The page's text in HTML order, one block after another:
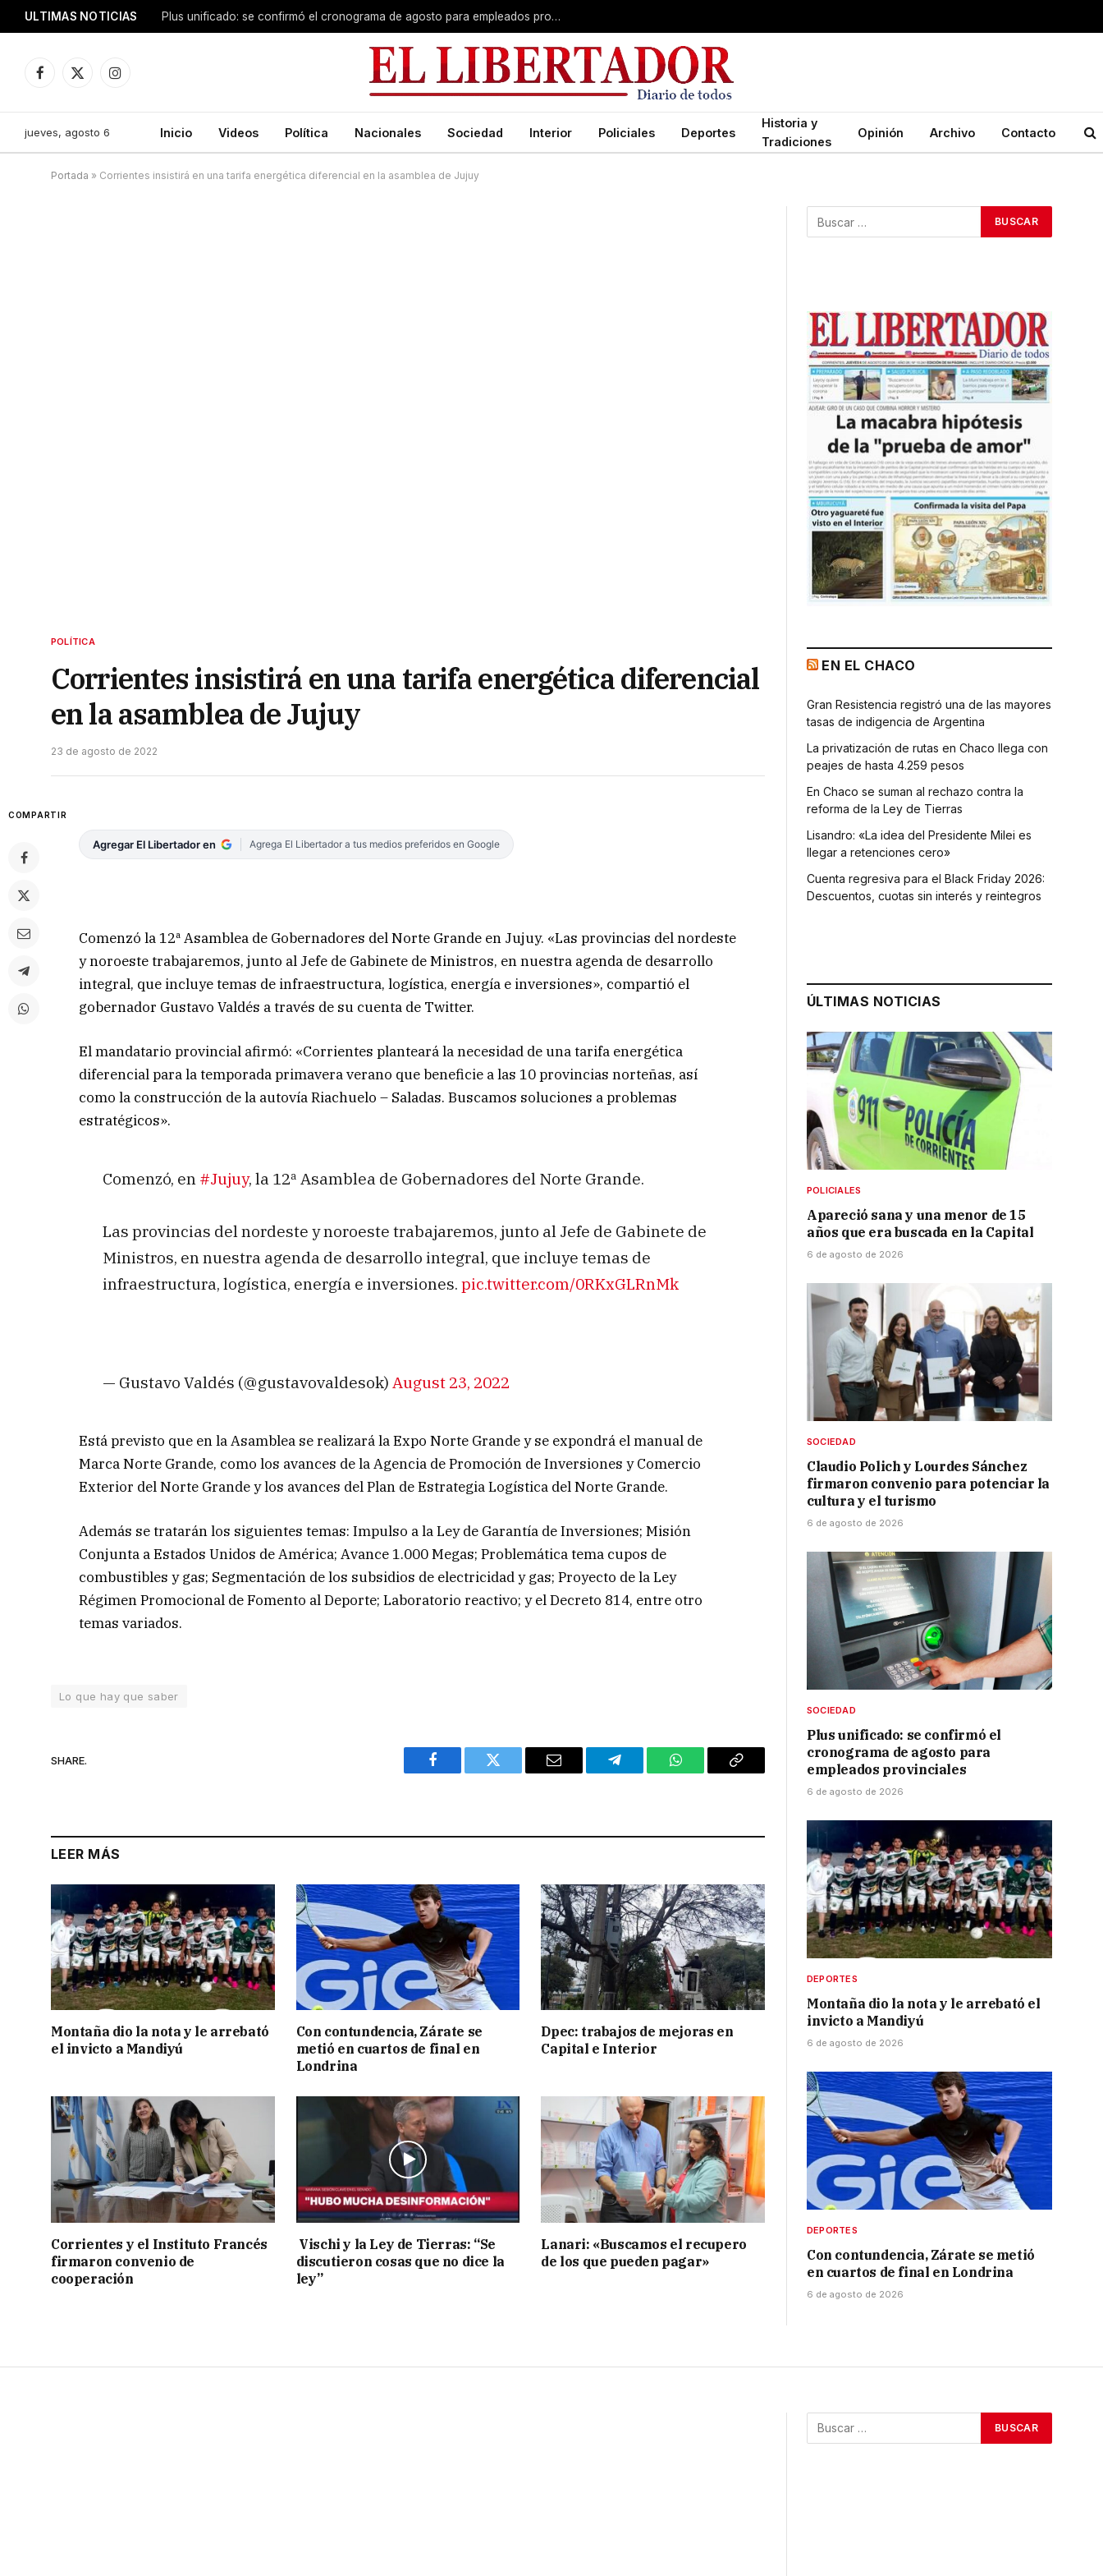
ULTIMAS NOTICIAS Plus unificado: se confirmó el cronograma de agosto para empleados provinciales
Facebook
X
Instagram
jueves, agosto 6 Inicio Videos Política Nacionales Sociedad Interior Policiales Deportes
Historia y
Tradiciones
Opinión Archivo Contacto
Portada » Corrientes insistirá en una tarifa energética diferencial en la asamblea de Jujuy
POLÍTICA
Corrientes insistirá en una tarifa energética diferencial
en la asamblea de Jujuy
23 de agosto de 2022
COMPARTIR
Agregar El Libertador en Agrega El Libertador a tus medios preferidos en Google
Comenzó la 12ª Asamblea de Gobernadores del Norte Grande en Jujuy. «Las provincias del nordeste
y noroeste trabajaremos, junto al Jefe de Gabinete de Ministros, en nuestra agenda de desarrollo
integral, que incluye temas de infraestructura, logística, energía e inversiones», compartió el
gobernador Gustavo Valdés a través de su cuenta de Twitter.
El mandatario provincial afirmó: «Corrientes planteará la necesidad de una tarifa energética
diferencial para la temporada primavera verano que beneficie a las 10 provincias norteñas, así
como la construcción de la autovía Riachuelo – Saladas. Buscamos soluciones a problemas
estratégicos».
Comenzó, en #Jujuy, la 12ª Asamblea de Gobernadores del Norte Grande.
Las provincias del nordeste y noroeste trabajaremos, junto al Jefe de Gabinete de
Ministros, en nuestra agenda de desarrollo integral, que incluye temas de
infraestructura, logística, energía e inversiones. pic.twitter.com/0RKxGLRnMk
— Gustavo Valdés (@gustavovaldesok) August 23, 2022
Está previsto que en la Asamblea se realizará la Expo Norte Grande y se expondrá el manual de
Marca Norte Grande, como los avances de la Agencia de Promoción de Inversiones y Comercio
Exterior del Norte Grande y los avances del Plan de Estrategia Logística del Norte Grande.
Además se tratarán los siguientes temas: Impulso a la Ley de Garantía de Inversiones; Misión
Conjunta a Estados Unidos de América; Avance 1.000 Megas; Problemática tema cupos de
combustibles y gas; Segmentación de los subsidios de electricidad y gas; Proyecto de la Ley
Régimen Promocional de Fomento al Deporte; Laboratorio reactivo; y el Decreto 814, entre otro
temas variados.
Lo que hay que saber
SHARE.
Facebook Twitter Email Telegram WhatsAppCopy
LEER MÁS
Montaña dio la nota y le arrebató
el invicto a Mandiyú
Con contundencia, Zárate se
metió en cuartos de final en
Londrina
Dpec: trabajos de mejoras en
Capital e Interior
Corrientes y el Instituto Francés
firmaron convenio de
cooperación
Vischi y la Ley de Tierras: “Se
discutieron cosas que no dice la
ley”
Lanari: «Buscamos el recupero
de los que pueden pagar»
EN EL CHACO
Gran Resistencia registró una de las mayores
tasas de indigencia de Argentina
La privatización de rutas en Chaco llega con
peajes de hasta 4.259 pesos
En Chaco se suman al rechazo contra la
reforma de la Ley de Tierras
Lisandro: «La idea del Presidente Milei es
llegar a retenciones cero»
Cuenta regresiva para el Black Friday 2026:
Descuentos, cuotas sin interés y reintegros
ÚLTIMAS NOTICIAS
POLICIALES
Apareció sana y una menor de 15
años que era buscada en la Capital
6 de agosto de 2026
SOCIEDAD
Claudio Polich y Lourdes Sánchez
firmaron convenio para potenciar la
cultura y el turismo
6 de agosto de 2026
SOCIEDAD
Plus unificado: se confirmó el
cronograma de agosto para
empleados provinciales
6 de agosto de 2026
DEPORTES
Montaña dio la nota y le arrebató el
invicto a Mandiyú
6 de agosto de 2026
DEPORTES
Con contundencia, Zárate se metió
en cuartos de final en Londrina
6 de agosto de 2026